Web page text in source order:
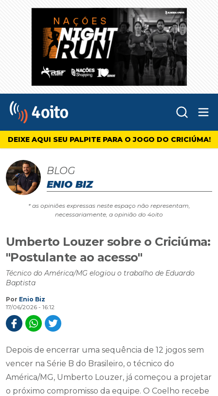
4oito
DEIXE AQUI SEU PALPITE PARA O JOGO DO CRICIÚMA!
BLOG
ENIO BIZ
* as opiniões expressas neste espaço não representam,
necessariamente, a opinião do 4oito
Umberto Louzer sobre o Criciúma:
"Postulante ao acesso"
Técnico do América/MG elogiou o trabalho de Eduardo
Baptista
Por Enio Biz
17/06/2026 - 16:12
Depois de encerrar uma sequência de 12 jogos sem
vencer na Série B do Brasileiro, o técnico do
América/MG, Umberto Louzer, já começou a projetar
o próximo compromisso da equipe. O Coelho recebe